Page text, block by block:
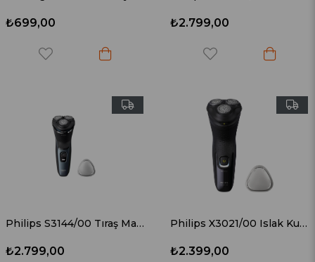
₺699,00 ₺2.799,00
Philips S3144/00 Tıraş Makinesi Koyu Mavi
₺2.799,00
Philips X3021/00 Islak Kuru Tıraş Makinesi Siyah
₺2.399,00